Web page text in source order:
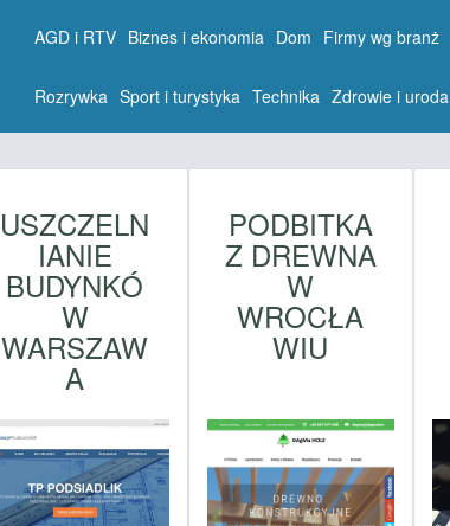
AGD i RTV Biznes i ekonomia Dom Firmy wg branż
Rozrywka Sport i turystyka Technika Zdrowie i uroda
USZCZELN
IANIE
BUDYNKÓ
W
WARSZAW
A
PODBITKA
Z DREWNA
W
WROCŁA
WIU